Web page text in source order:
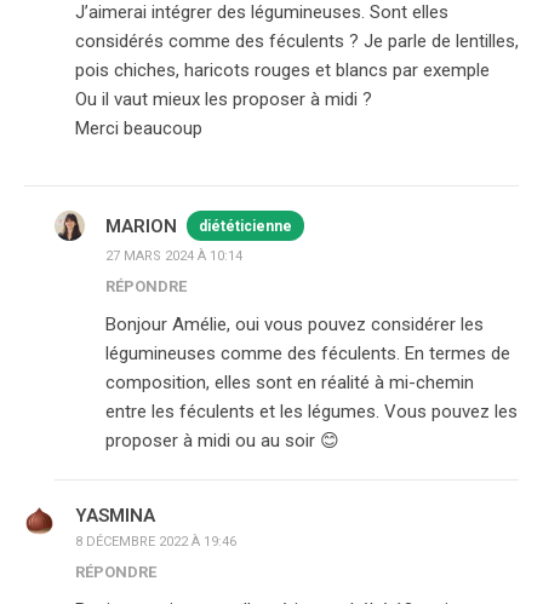
J’aimerai intégrer des légumineuses. Sont elles
considérés comme des féculents ? Je parle de lentilles,
pois chiches, haricots rouges et blancs par exemple
Ou il vaut mieux les proposer à midi ?
Merci beaucoup
MARION diététicienne
27 MARS 2024 À 10:14
RÉPONDRE
Bonjour Amélie, oui vous pouvez considérer les
légumineuses comme des féculents. En termes de
composition, elles sont en réalité à mi-chemin
entre les féculents et les légumes. Vous pouvez les
proposer à midi ou au soir 😊
YASMINA
8 DÉCEMBRE 2022 À 19:46
RÉPONDRE